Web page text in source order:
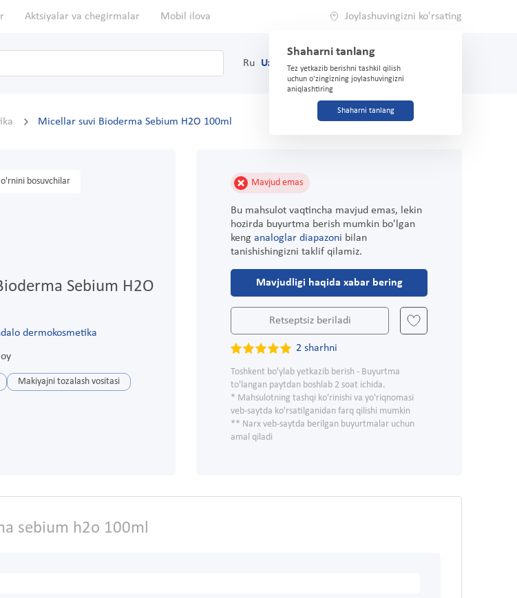
Aktsiyalar va chegirmalar Mobil ilova Joylashuvingizni ko'rsating
Shaharni tanlang
Tez yetkazib berishni tashkil qilish
uchun o'zingizning joylashuvingizni
aniqlashtiring
Shaharni tanlang
Ru Uz (71) 200-03-03
Micellar suvi Bioderma Sebium H2O 100ml
bosuvchilar
Sebium H2O
dermokosmetika
Makiyajni tozalash vositasi
Mavjud emas
Bu mahsulot vaqtincha mavjud emas, lekin
hozirda buyurtma berish mumkin bo'lgan
keng analoglar diapazoni bilan
tanishishingizni taklif qilamiz.
Mavjudligi haqida xabar bering
Retseptsiz beriladi
2 sharhni
Toshkent bo'ylab yetkazib berish - Buyurtma
to'langan paytdan boshlab 2 soat ichida.
* Mahsulotning tashqi ko'rinishi va yo'riqnomasi
veb-saytda ko'rsatilganidan farq qilishi mumkin
** Narx veb-saytda berilgan buyurtmalar uchun
amal qiladi
sebium h2o 100ml